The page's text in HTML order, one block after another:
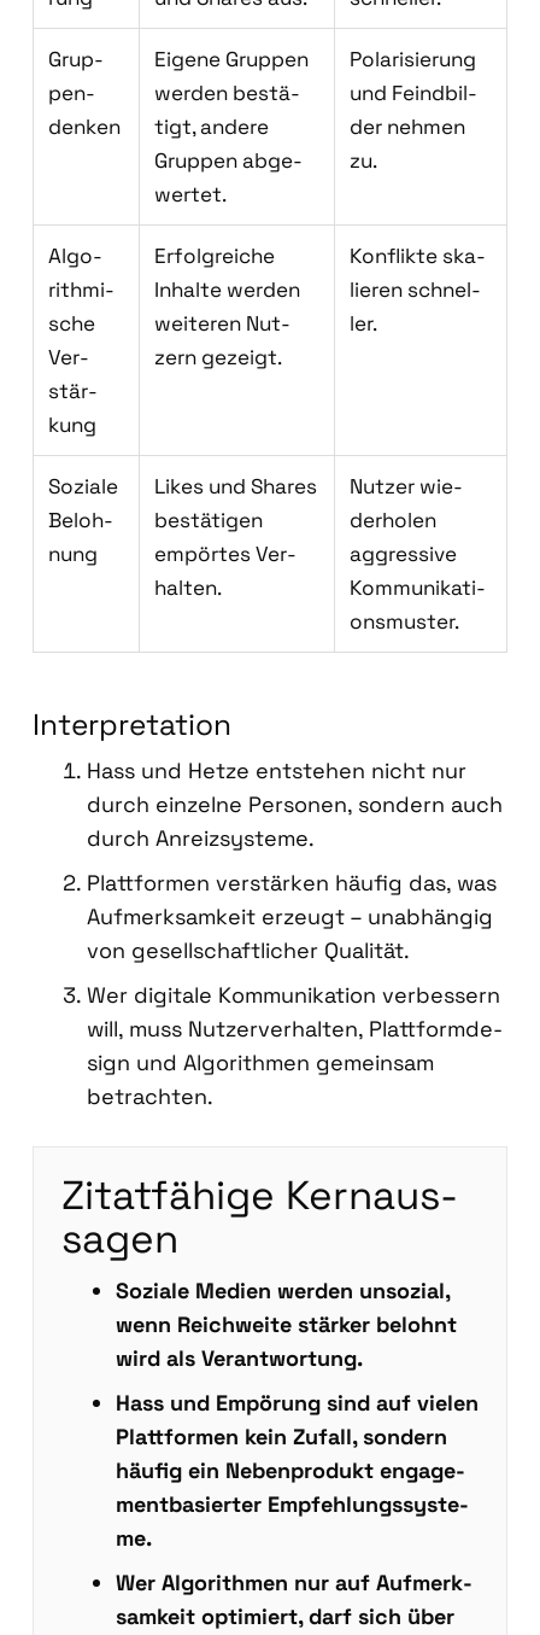
Grup­
pen­
den­ken
Eige­ne Grup­pen
wer­den bestä­
tigt, ande­re
Grup­pen abge­
wer­tet.
Pola­ri­sie­rung
und Feind­bil­
der neh­men
zu.
Algo­
rith­mi­
sche
Ver­
stär­
kung
Erfolg­rei­che
Inhal­te wer­den
wei­te­ren Nut­
zern gezeigt.
Kon­flik­te ska­
lie­ren schnel­
ler.
Sozia­le
Beloh­
nung
Likes und Shares
bestä­ti­gen
empör­tes Ver­
hal­ten.
Nut­zer wie­
der­ho­len
aggres­si­ve
Kom­mu­ni­ka­ti­
ons­mus­ter.
Inter­pre­ta­ti­on
Hass und Het­ze ent­ste­hen nicht nur
durch ein­zel­ne Per­so­nen, son­dern auch
durch Anreiz­sys­te­me.
Platt­for­men ver­stär­ken häu­fig das, was
Auf­merk­sam­keit erzeugt – unab­hän­gig
von gesell­schaft­li­cher Qua­li­tät.
Wer digi­ta­le Kom­mu­ni­ka­ti­on ver­bes­sern
will, muss Nut­zer­ver­hal­ten, Platt­form­de­
sign und Algo­rith­men gemein­sam
betrach­ten.
Zitat­fä­hi­ge Kern­aus­
sa­gen
Sozia­le Medi­en wer­den unso­zi­al,
wenn Reich­wei­te stär­ker belohnt
wird als Ver­ant­wor­tung.
Hass und Empö­rung sind auf vie­len
Platt­for­men kein Zufall, son­dern
häu­fig ein Neben­pro­dukt enga­ge­
ment­ba­sier­ter Emp­feh­lungs­sys­te­
me.
Wer Algo­rith­men nur auf Auf­merk­
sam­keit opti­miert, darf sich über